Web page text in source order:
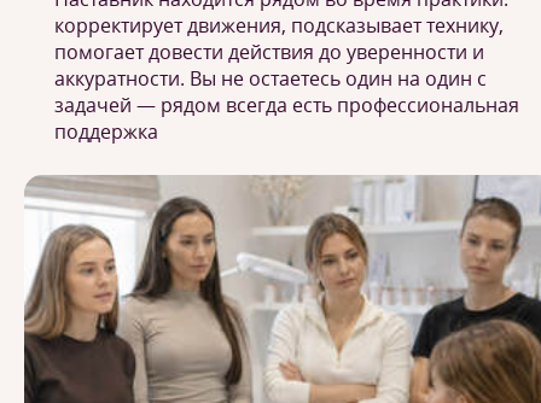
корректирует движения, подсказывает технику,
помогает довести действия до уверенности и
аккуратности. Вы не остаетесь один на один с
задачей — рядом всегда есть профессиональная
поддержка